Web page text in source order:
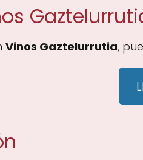
Vinos Gaztelurrutia,